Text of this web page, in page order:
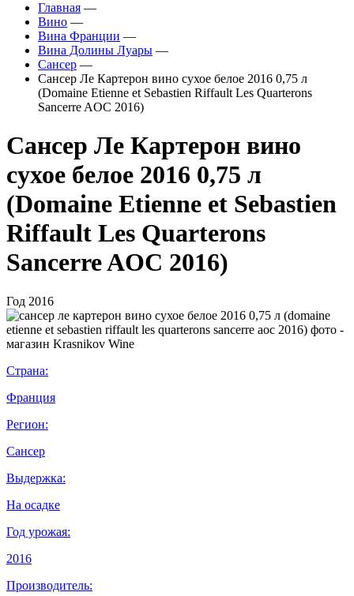
Главная —
Вино —
Вина Франции —
Вина Долины Луары —
Сансер —
Сансер Ле Картерон вино сухое белое 2016 0,75 л
(Domaine Etienne et Sebastien Riffault Les Quarterons
Sancerre AOC 2016)
Сансер Ле Картерон вино
сухое белое 2016 0,75 л
(Domaine Etienne et Sebastien
Riffault Les Quarterons
Sancerre AOC 2016)
Год 2016
Страна:
Франция
Регион:
Сансер
Выдержка:
На осадке
Год урожая:
2016
Производитель: